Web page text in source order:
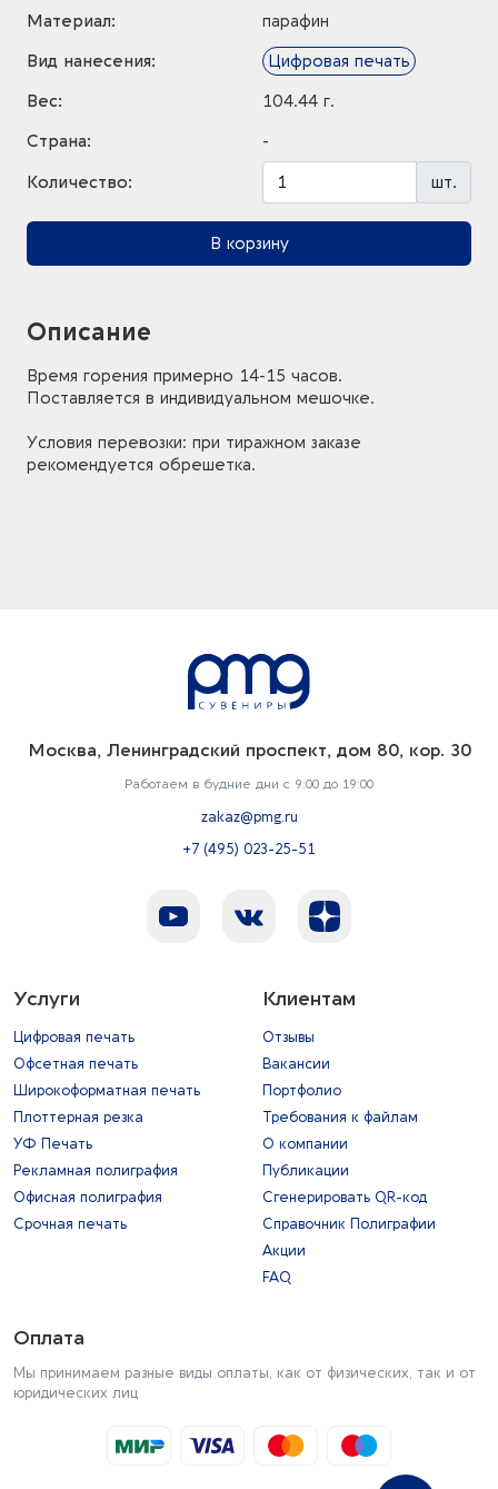
Материал:
парафин
Вид нанесения:
Цифровая печать
Вес:
104.44 г.
Страна:
-
Количество: шт.
В корзину
Описание
Время горения примерно 14-15 часов.
Поставляется в индивидуальном мешочке.
Условия перевозки: при тиражном заказе
рекомендуется обрешетка.
Москва, Ленинградский проспект, дом 80, кор. 30
Работаем в будние дни с 9:00 до 19:00
zakaz@pmg.ru
+7 (495) 023-25-51
Услуги
Цифровая печать
Офсетная печать
Широкоформатная печать
Плоттерная резка
УФ Печать
Рекламная полиграфия
Офисная полиграфия
Срочная печать
Клиентам
Отзывы
Вакансии
Портфолио
Требования к файлам
О компании
Публикации
Сгенерировать QR-код
Справочник Полиграфии
Акции
FAQ
Оплата
Мы принимаем разные виды оплаты, как от физических, так и от
юридических лиц